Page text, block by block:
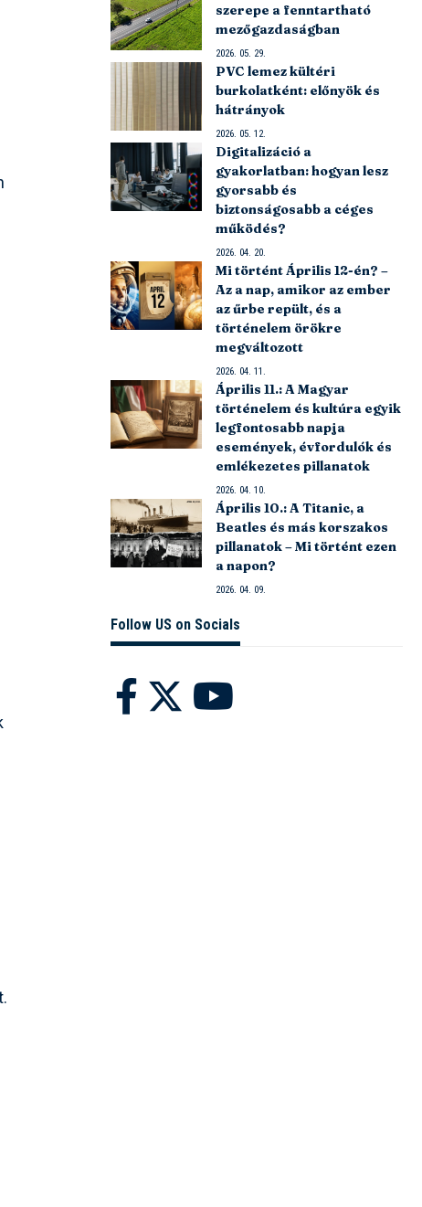
szerepe a fenntartható
mezőgazdaságban
2026. 05. 29.
PVC lemez kültéri
burkolatként: előnyök és
hátrányok
2026. 05. 12.
Digitalizáció a
gyakorlatban: hogyan lesz
gyorsabb és
biztonságosabb a céges
működés?
2026. 04. 20.
Mi történt Április 12-én? –
Az a nap, amikor az ember
az űrbe repült, és a
történelem örökre
megváltozott
2026. 04. 11.
Április 11.: A Magyar
történelem és kultúra egyik
legfontosabb napja
események, évfordulók és
emlékezetes pillanatok
2026. 04. 10.
Április 10.: A Titanic, a
Beatles és más korszakos
pillanatok – Mi történt ezen
a napon?
2026. 04. 09.
Follow US on Socials